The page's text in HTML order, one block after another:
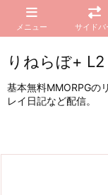
メニュー サイドバ
りねらぼ+ L2
基本無料MMORPGの
レイ日記など配信。